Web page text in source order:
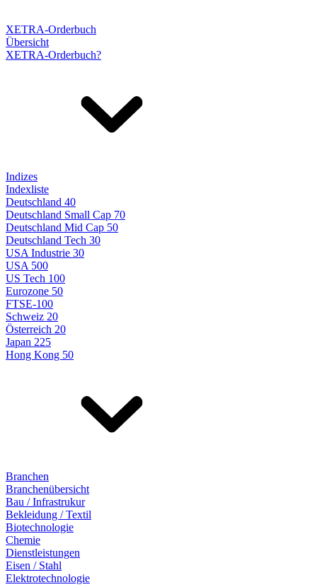
XETRA-Orderbuch
Übersicht
XETRA-Orderbuch?
Indizes
Indexliste
Deutschland 40
Deutschland Small Cap 70
Deutschland Mid Cap 50
Deutschland Tech 30
USA Industrie 30
USA 500
US Tech 100
Eurozone 50
FTSE-100
Schweiz 20
Österreich 20
Japan 225
Hong Kong 50
Branchen
Branchenübersicht
Bau / Infrastrukur
Bekleidung / Textil
Biotechnologie
Chemie
Dienstleistungen
Eisen / Stahl
Elektrotechnologie